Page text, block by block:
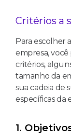
Critérios a
Para escolher
empresa,
critérios,
tamanho da
sua cadeia de
específicas da
1.